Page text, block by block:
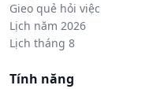
Gieo quẻ hỏi việc
Lịch năm 2026
Lịch tháng 8
Tính năng